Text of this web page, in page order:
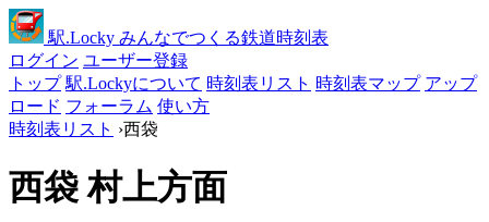
駅.Locky みんなでつくる鉄道時刻表
ログイン ユーザー登録
トップ 駅.Lockyについて 時刻表リスト 時刻表マップ アップ
ロード フォーラム 使い方
時刻表リスト ›西袋
西袋村上方面